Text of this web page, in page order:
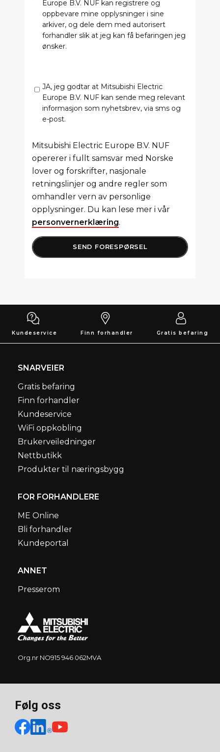
Europe B.V. NUF kan registrere og
oppbevare mine opplysninger i sine
arkiver, og dele dem med autorisert
forhandler slik at jeg kan få befaringen jeg
ønsker.
JA, jeg godtar at Mitsubishi Electric
Europe B.V. NUF kan sende meg relevant
informasjon som nyhetsbrev, via sms og
e-post.
Mitsubishi Electric Europe B.V. NUF
opererer i fullt samsvar med Norske
lover og forskrifter, nasjonale
retningslinjer og andre regler som
omhandler vern av personlige
opplysninger. Du kan lese mer i vår
personvernerklæring.
Kundeservice Finn forhandler Gratis befaring
Org.nr NO915 946 062MVA
SNARVEIER
Gratis befaring
Finn forhandler
Kundeservice
WiFi oppkobling
Brukerveiledninger
Nettbutikk
Produkter til næringsbygg
FOR FORHANDLERE
ME Online
Bli forhandler
Kundeportal
ANNET
Presserom
Følg oss